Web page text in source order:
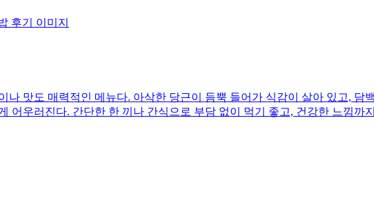
나 맛도 매력적인 메뉴다. 아삭한 당근이 듬뿍 들어가 식감이 살아 있고, 담
어우러진다. 간단한 한 끼나 간식으로 부담 없이 먹기 좋고, 건강한 느낌까